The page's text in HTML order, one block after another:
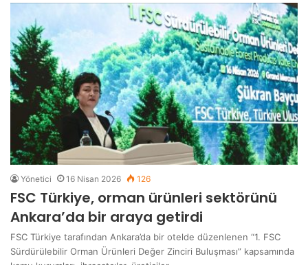
Yönetici 16 Nisan 2026 126
FSC Türkiye, orman ürünleri sektörünü
Ankara’da bir araya getirdi
FSC Türkiye tarafından Ankara’da bir otelde düzenlenen “1. FSC
Sürdürülebilir Orman Ürünleri Değer Zinciri Buluşması” kapsamında